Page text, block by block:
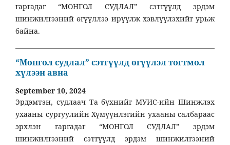
гаргадаг “МОНГОЛ СУДЛАЛ” сэтгүүлд эрдэм
шинжилгээний өгүүллээ ирүүлж хэвлүүлэхийг урьж
байна.
“Монгол судлал” сэтгүүлд өгүүлэл тогтмол
хүлээн авна
September 10, 2024
Эрдэмтэн, судлаач Та бүхнийг МУИС-ийн Шинжлэх
ухааны сургуулийн Хүмүүнлэгийн ухааны салбараас
эрхлэн гаргадаг “МОНГОЛ СУДЛАЛ” эрдэм
шинжилгээний сэтгүүлд эрдэм шинжилгээний